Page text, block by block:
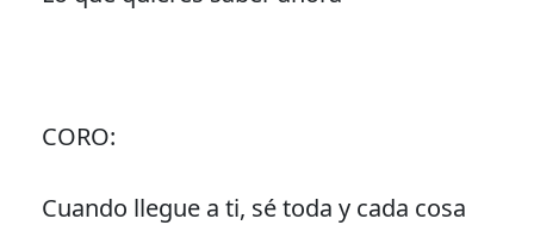
CORO:
Cuando llegue a ti, sé toda y cada cosa